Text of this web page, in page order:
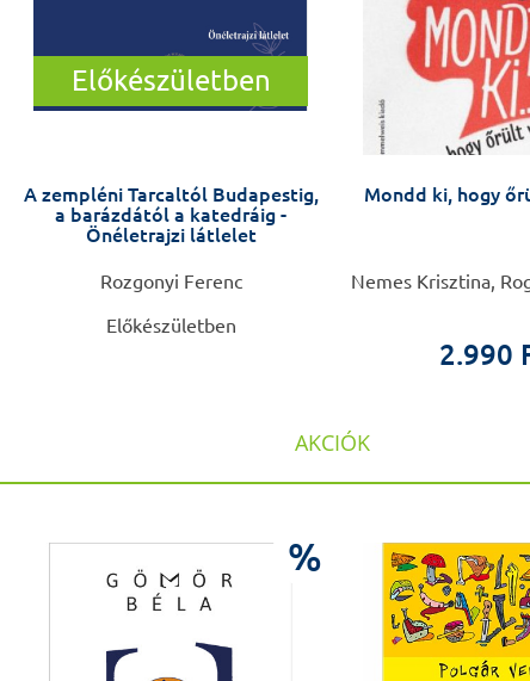
Előkészületben
A zempléni Tarcaltól Budapestig,
a barázdától a katedráig -
Önéletrajzi látlelet
Rozgonyi Ferenc
Előkészületben
Mondd ki, hogy
Nemes Krisztina,
2.990
AKCIÓK
%